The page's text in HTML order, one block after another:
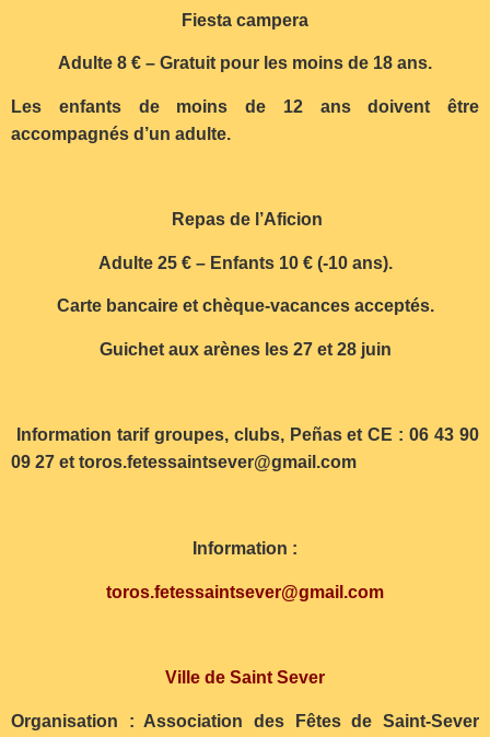
Fiesta campera
Adulte 8 € – Gratuit pour les moins de 18 ans.
Les enfants de moins de 12 ans doivent être
accompagnés d’un adulte.
Repas de l’Aficion
Adulte 25 € – Enfants 10 € (-10 ans).
Carte bancaire et chèque-vacances acceptés.
Guichet aux arènes les 27 et 28 juin
Information tarif groupes, clubs, Peñas et CE : 06 43 90
09 27 et toros.fetessaintsever@gmail.com
Information :
toros.fetessaintsever@gmail.com
Ville de Saint Sever
Organisation : Association des Fêtes de Saint-Sever